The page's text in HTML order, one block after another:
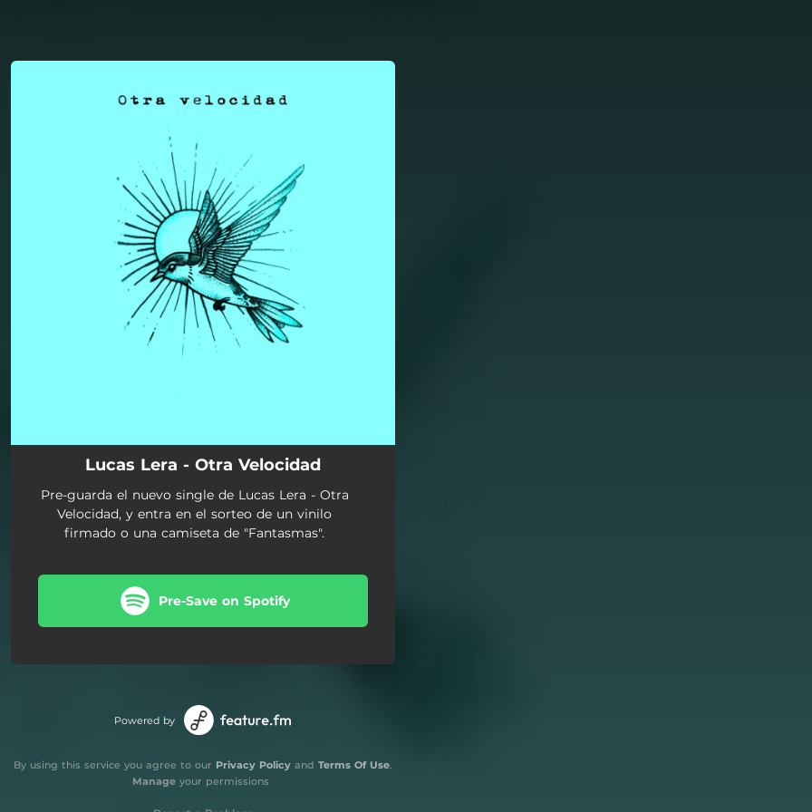
You're all set!
Lucas Lera - Otra Velocidad
Pre-guarda el nuevo single de Lucas Lera - Otra
Velocidad, y entra en el sorteo de un vinilo
firmado o una camiseta de "Fantasmas".
Pre-Save on Spotify
Powered by
By using this service you agree to our Privacy Policy and Terms Of Use.
Manageyour permissions